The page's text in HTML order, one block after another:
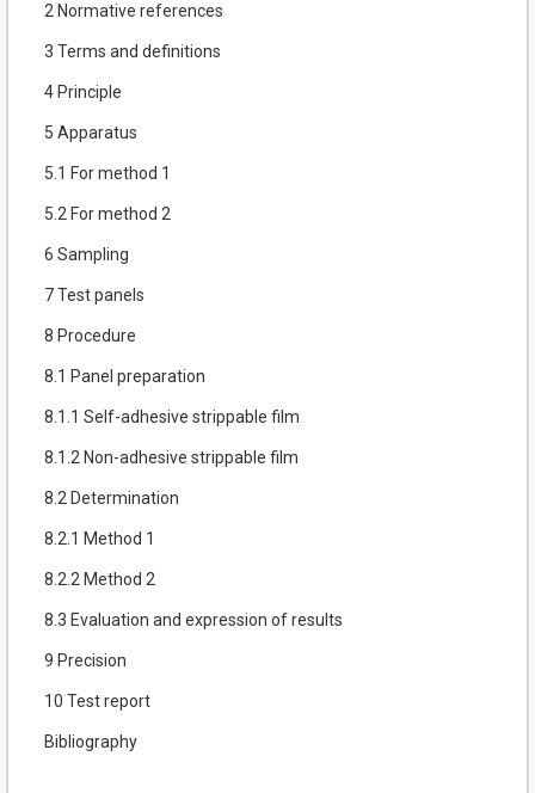
2 Normative references
3 Terms and definitions
4 Principle
5 Apparatus
5.1 For method 1
5.2 For method 2
6 Sampling
7 Test panels
8 Procedure
8.1 Panel preparation
8.1.1 Self-adhesive strippable film
8.1.2 Non-adhesive strippable film
8.2 Determination
8.2.1 Method 1
8.2.2 Method 2
8.3 Evaluation and expression of results
9 Precision
10 Test report
Bibliography